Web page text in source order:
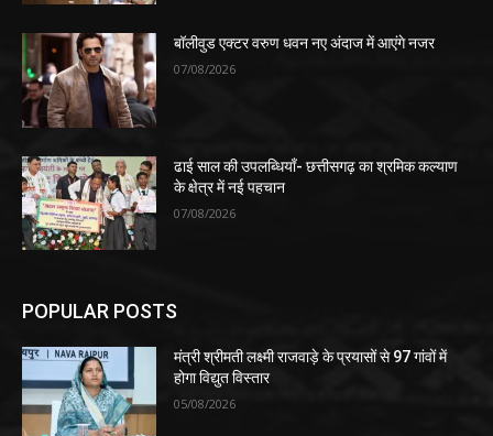
बॉलीवुड एक्टर वरुण धवन नए अंदाज में आएंगे नजर
07/08/2026
ढाई साल की उपलब्धियाँ- छत्तीसगढ़ का श्रमिक कल्याण
के क्षेत्र में नई पहचान
07/08/2026
POPULAR POSTS
मंत्री श्रीमती लक्ष्मी राजवाड़े के प्रयासों से 97 गांवों में
होगा विद्युत विस्तार
05/08/2026